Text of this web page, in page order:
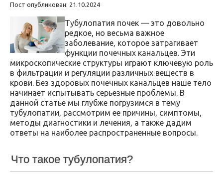
Пост опубликован: 21.10.2024
Тубулопатия почек — это довольно
редкое, но весьма важное
заболевание, которое затрагивает
функции почечных канальцев. Эти
микроскопические структуры играют ключевую роль
в фильтрации и регуляции различных веществ в
крови. Без здоровых почечных канальцев наше тело
начинает испытывать серьезные проблемы. В
данной статье мы глубже погрузимся в тему
тубулопатии, рассмотрим ее причины, симптомы,
методы диагностики и лечения, а также дадим
ответы на наиболее распространенные вопросы.
Что такое тубулопатия?